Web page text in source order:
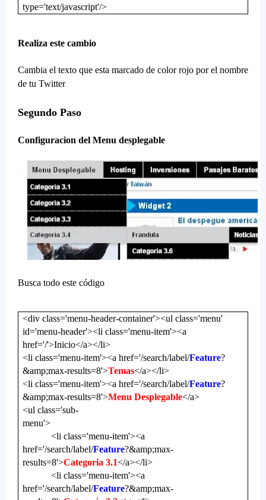
type='text/javascript'/>
Realiza este cambio
Cambia el texto que esta marcado de color rojo por el nombre
de tu Twitter
Segundo Paso
Configuracion del Menu desplegable
Busca todo este código
<div class='menu-header-container'><ul class='menu'
id='menu-header'><li class='menu-item'><a
href='/'>Inicio</a></li>
<li class='menu-item'><a href='/search/label/Feature?
&amp;max-results=8'>Temas</a></li>
<li class='menu-item'><a href='/search/label/Feature?
&amp;max-results=8'>Menu Desplegable</a>
<ul class='sub-
menu'>
<li class='menu-item'><a
href='/search/label/Feature?&amp;max-
results=8'>Categoria 3.1</a></li>
<li class='menu-item'><a
href='/search/label/Feature?&amp;max-